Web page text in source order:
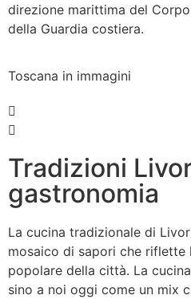
direzione marittima del
della Guardia costiera.
Toscana in immagini
Tradizioni
gastronomia
La cucina tradizionale di
mosaico di sapori che riflette
popolare della città. La
sino a noi oggi come un mix